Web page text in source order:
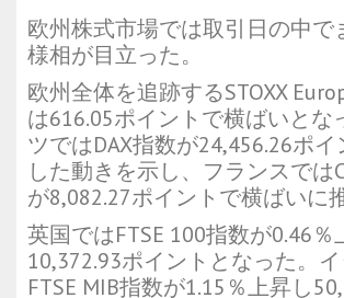
欧州株式市場では取引日の中で
様相が目立った。
欧州全体を追跡するSTOXX
は616.05ポイントで横ばいとな
ツではDAX指数が24,456.26ポイ
した動きを示し、フランスでは
が8,082.27ポイントで横ばいに
英国ではFTSE 100指数が0.46％
10,372.93ポイントとなった。
FTSE MIB指数が1.15％上昇し